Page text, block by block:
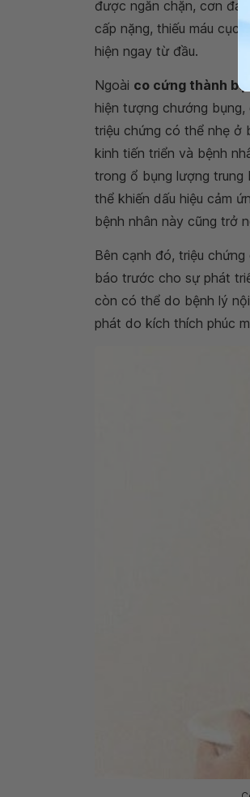
được ngăn chặn, cơn
cấp nặng, thiếu máu
hiện ngay từ đầu.
Ngoài co cứng thành
hiện tượng chướng
triệu chứng có thể nhẹ ở
kinh tiến triển và bệnh
trong ổ bụng lượng trung
thể khiến dấu hiệu cảm
bệnh nhân này cũng trở
Bên cạnh đó, triệu
báo trước cho sự phát
còn có thể do bệnh lý
phát do kích thích phúc